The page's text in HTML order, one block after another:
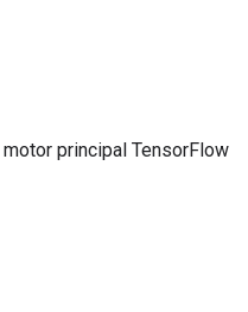
principal TensorFlow